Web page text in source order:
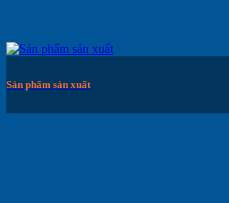
Sản phẩm sản xuất